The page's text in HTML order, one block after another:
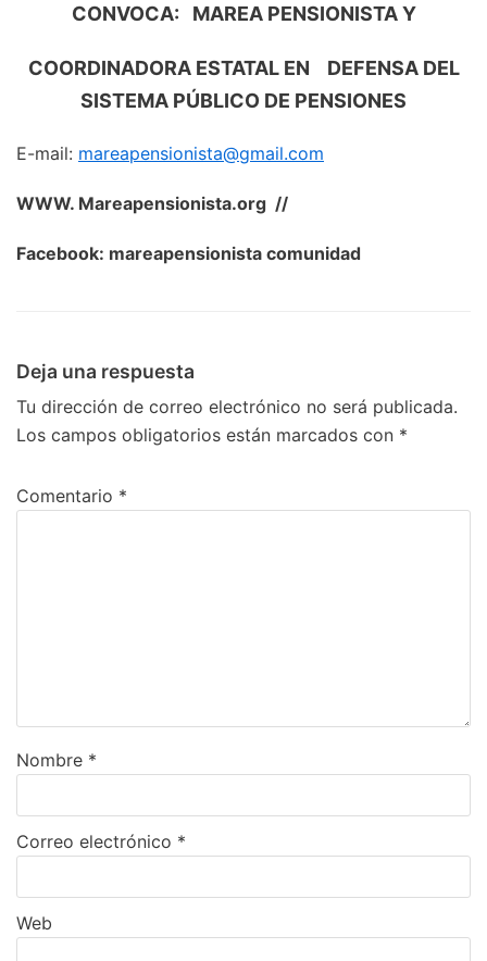
CONVOCA: MAREA PENSIONISTA Y
COORDINADORA ESTATAL EN DEFENSA DEL
SISTEMA PÚBLICO DE PENSIONES
E-mail: mareapensionista@gmail.com
WWW. Mareapensionista.org //
Facebook: mareapensionista comunidad
Deja una respuesta
Tu dirección de correo electrónico no será publicada.
Los campos obligatorios están marcados con *
Comentario *
Nombre *
Correo electrónico *
Web